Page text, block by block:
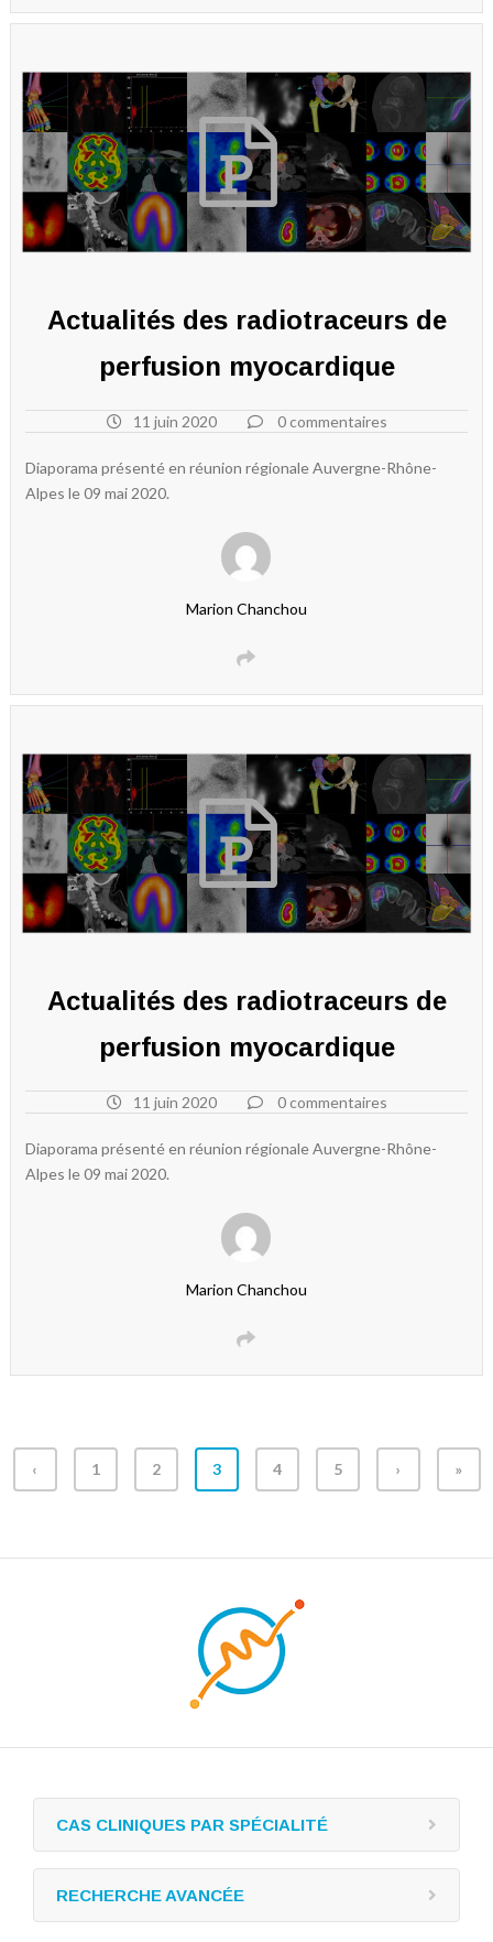
Actualités des radiotraceurs de
perfusion myocardique
11 juin 2020 0 commentaires
Diaporama présenté en réunion régionale Auvergne-Rhône-
Alpes le 09 mai 2020.
Marion Chanchou
Actualités des radiotraceurs de
perfusion myocardique
11 juin 2020 0 commentaires
Diaporama présenté en réunion régionale Auvergne-Rhône-
Alpes le 09 mai 2020.
Marion Chanchou
‹ 1 2 3 4 5 › »
CAS CLINIQUES PAR SPÉCIALITÉ
RECHERCHE AVANCÉE